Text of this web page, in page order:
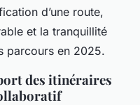
d’une route,
et la tranquillité
parcours en 2025.
des itinéraires